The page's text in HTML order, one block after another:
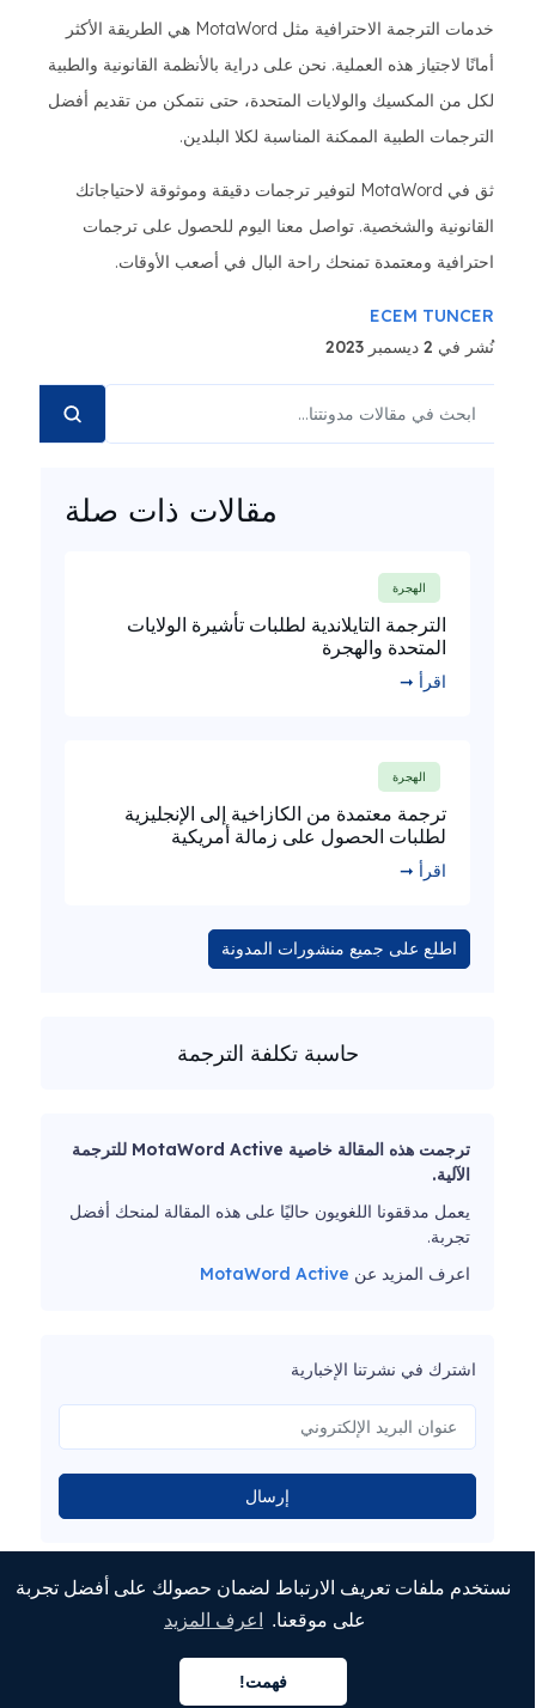
نستخدم ملفات تعريف الارتباط لضمان حصولك على أفضل تجربة
على موقعنا.
اعرف المزيد
فهمت!
خدمات الترجمة الاحترافية مثل MotaWord هي الطريقة الأكثر
أمانًا لاجتياز هذه العملية. نحن على دراية بالأنظمة القانونية والطبية
لكل من المكسيك والولايات المتحدة، حتى نتمكن من تقديم أفضل
الترجمات الطبية الممكنة المناسبة لكلا البلدين.
ثق في MotaWord لتوفير ترجمات دقيقة وموثوقة لاحتياجاتك
القانونية والشخصية. تواصل معنا اليوم للحصول على ترجمات
احترافية ومعتمدة تمنحك راحة البال في أصعب الأوقات.
ECEM TUNCER
نُشر في 2 ديسمبر 2023
مقالات ذات صلة
الهجرة
الترجمة التايلاندية لطلبات تأشيرة الولايات
المتحدة والهجرة
اقرأ ➞
الهجرة
ترجمة معتمدة من الكازاخية إلى الإنجليزية
لطلبات الحصول على زمالة أمريكية
اقرأ ➞
اطلع على جميع منشورات المدونة
حاسبة تكلفة الترجمة
ترجمت هذه المقالة خاصية MotaWord Active للترجمة
الآلية.
يعمل مدققونا اللغويون حاليًا على هذه المقالة لمنحك أفضل
تجربة.
اعرف المزيد عن MotaWord Active
اشترك في نشرتنا الإخبارية
إرسال
العربية